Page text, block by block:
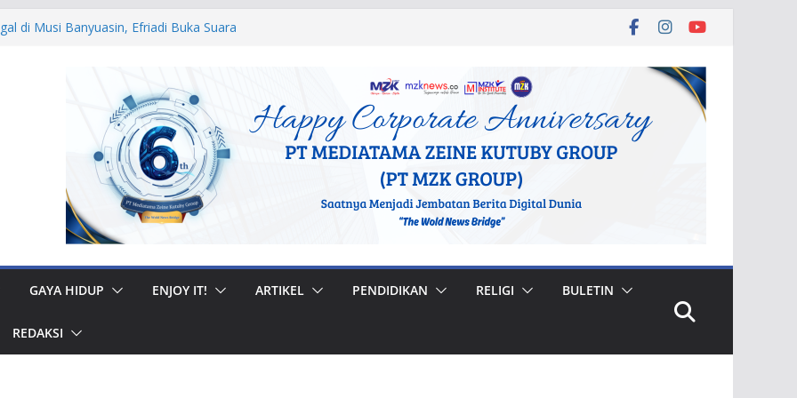
di Musi Banyuasin, Efriadi Buka Suara
Rumah di Gunung Kerinci, Anggota
Bantuan Tepat Sasaran
Bupati Bursah Zarnubi Inisiasi
di Kota Lahat
Muhidi Ajak Masyarakat Bangun
Jaga Ketertiban Sosial
GAYA HIDUP ENJOY IT! ARTIKEL PENDIDIKAN RELIGI BULETIN
REDAKSI